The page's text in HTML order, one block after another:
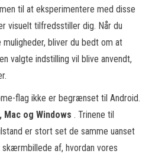
til at eksperimentere med disse
visuelt tilfredsstiller dig. Når du
bliver du bedt om at
valgte indstilling vil blive anvendt,
flag ikke er begrænset til Android.
og Windows . Trinene til
er stort set de samme uanset
af, hvordan vores